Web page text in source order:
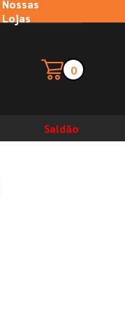
Nossas
Lojas
0
Saldão